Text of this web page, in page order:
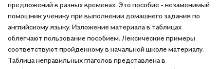
предложений в разных временах. Это пособие - незаменимый
помощник ученику при выполнении домашнего задания по
английскому языку. Изложение материала в таблицах
облегчают пользование пособием. Лексические примеры
соответствуют пройденному в начальной школе материалу.
Таблица неправильных глаголов представлена в